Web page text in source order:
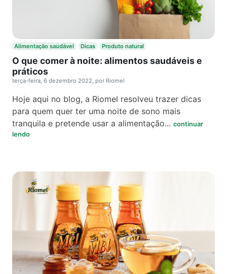
Alimentação saudável Dicas Produto natural
O que comer à noite: alimentos saudáveis e
práticos
terça-feira, 6 dezembro 2022, por Riomel
Hoje aqui no blog, a Riomel resolveu trazer dicas
para quem quer ter uma noite de sono mais
tranquila e pretende usar a alimentação... continuar
lendo